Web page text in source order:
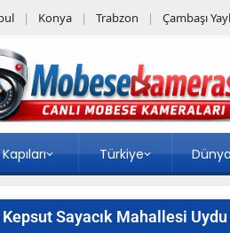
Konya Trabzon Çambaşı
Kapıları Türkiye
Kepsut Sayacık Mahallesi